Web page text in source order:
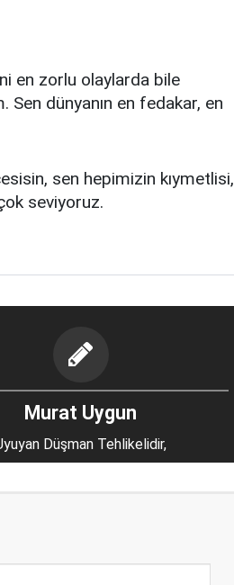
en zorlu olaylarda bile
Sen dünyanın en fedakar, en
sen hepimizin kıymetlisi,
seviyoruz.
Murat Uygun
Düşman Tehlikelidir,